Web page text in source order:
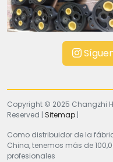
Copyright © 2025 Changzhi
Reserved | Sitemap |
Como distribuidor de la
China, tenemos más de
profesionales